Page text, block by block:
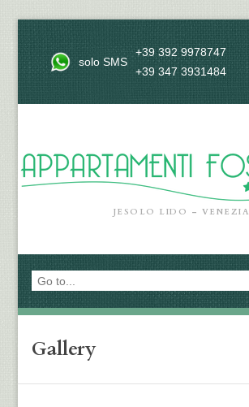
solo SMS
+39 392 9978747
+39 347 3931484
JESOLO LIDO – VENEZIA
Gallery